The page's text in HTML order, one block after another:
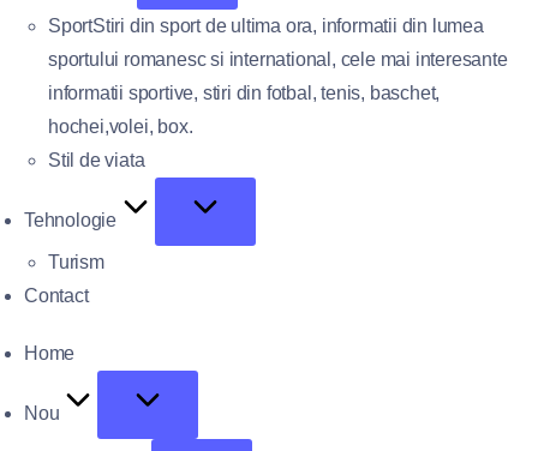
SportStiri din sport de ultima ora, informatii din lumea
sportului romanesc si international, cele mai interesante
informatii sportive, stiri din fotbal, tenis, baschet,
hochei,volei, box.
Stil de viata
Tehnologie
Turism
Contact
Home
Nou